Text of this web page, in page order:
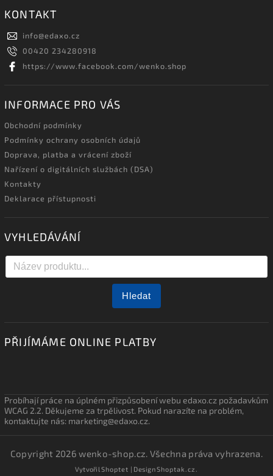
KONTAKT
info@edaxo.cz
00420 234280918
https://www.facebook.com/wenko.shop
INFORMACE PRO VÁS
Obchodní podmínky
Podmínky ochrany osobních údajů
Doprava, platba a vrácení zboží
Nařízení o digitálních službách (DSA)
Kontakty
Deklarace přístupnosti
VYHLEDÁVÁNÍ
Hledat
PŘIJÍMÁME ONLINE PLATBY
Probíhají práce na úplném přizpůsobení webu edaxo.cz požadavkům
WCAG 2.2. Děkujeme za trpělivost. Pokud narazíte na problém,
kontaktujte nás: marketing@edaxo.cz.
Copyright 2026wenko-shop.cz. Všechna práva vyhrazena.
VytvořilShoptet | DesignShoptak.cz.